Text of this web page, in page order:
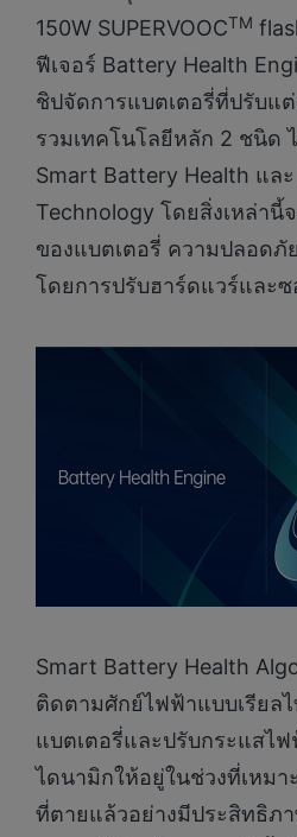
150W SUPERVOOCTM
ฟีเจอร์ Battery Health
ชิปจัดการแบตเตอรี่ที่ปรับแต่
รวมเทคโนโลยีหลัก 2 ชนิด
Smart Battery Health แล
Technology โดยสิ่งเหล่านี้
ของแบตเตอรี่ ความปลอดภั
โดยการปรับฮาร์ดแวร์และ
Smart Battery Health
ติดตามศักย์ไฟฟ้าแบบเรียล
แบตเตอรี่และปรับกระแสไ
ไดนามิกให้อยู่ในช่วงที่เหมา
ที่ตายแล้วอย่างมีประสิทธิภ